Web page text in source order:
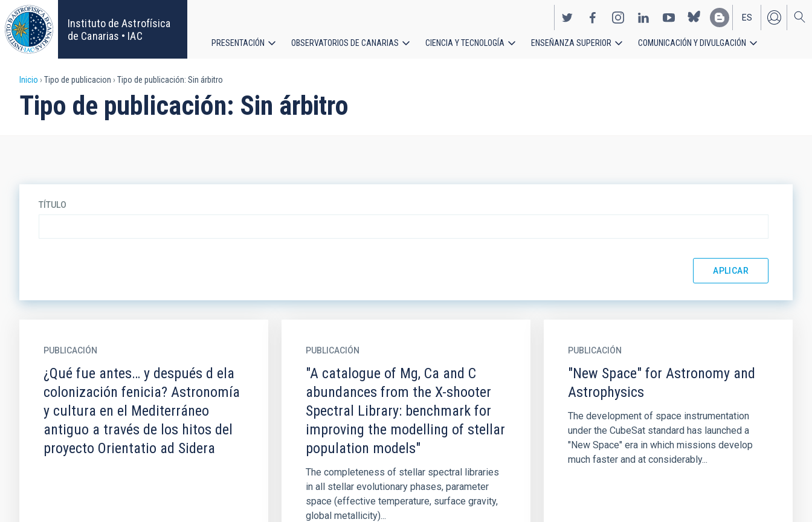
Pasar
al
contenido
principal
Instituto de Astrofísica
de Canarias • IAC
EN
ES
principal
PRESENTACIÓN OBSERVATORIOS DE CANARIAS CIENCIA Y TECNOLOGÍA ENSEÑANZA SUPERIOR COMUNICACIÓN Y DIVULGACIÓN
Sobrescribir
enlaces
Inicio Tipo de publicacion Tipo de publicación: Sin árbitro
Tipo de publicación: Sin árbitro
TÍTULO
PUBLICACIÓN
¿Qué fue antes… y después d ela
colonización fenicia? Astronomía
y cultura en el Mediterráneo
antiguo a través de los hitos del
proyecto Orientatio ad Sidera
PUBLICACIÓN
"A catalogue of Mg, Ca and C
abundances from the X-shooter
Spectral Library: benchmark for
improving the modelling of stellar
population models"
The completeness of stellar spectral libraries
in all stellar evolutionary phases, parameter
space (effective temperature, surface gravity,
global metallicity)...
PUBLICACIÓN
"New Space" for Astronomy and
Astrophysics
The development of space instrumentation
under the CubeSat standard has launched a
"New Space" era in which missions develop
much faster and at considerably...